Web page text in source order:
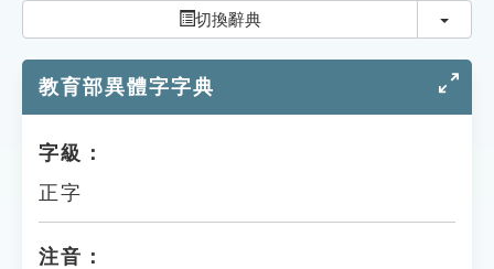
貓頭鷹博士
切換辭典 切換
教育部異體字字典
字級：
正字
注音：